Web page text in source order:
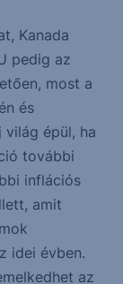
Kanada
pedig az
most a
és
épül, ha
további
inflációs
amit
idei évben.
az